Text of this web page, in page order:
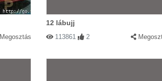
Megosztás
12 lábujj
113861 2